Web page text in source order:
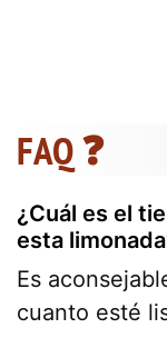
FAQ ❓
¿Cuál es el
esta
Es
cuanto esté